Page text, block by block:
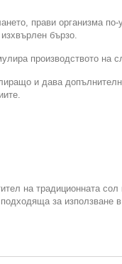
прави организма
бързо.
производството на
и дава
на традиционната
за използване